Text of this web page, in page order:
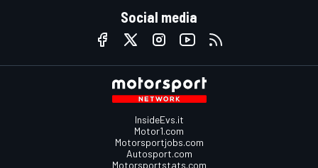
Social media
InsideEvs.it
Motor1.com
Motorsportjobs.com
Autosport.com
Motorsportstats.com